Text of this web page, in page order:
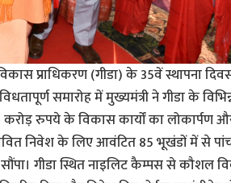
प्राधिकरण (गीडा) के 35वें स्थापना
समारोह में मुख्यमंत्री ने गीडा के
रुपये के विकास कार्यों का लोकार्पण
निवेश के लिए आवंटित 85 भूखंडों में से
गीडा स्थित नाइलिट कैम्पस से कौशल